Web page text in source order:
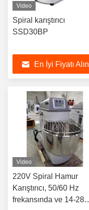
Video
Spiral karıştırıcı
SSD30BP
En İyi Fiyatı Alın
Video
220V Spiral Hamur
Karıştırıcı, 50/60 Hz
frekansında ve 14-28